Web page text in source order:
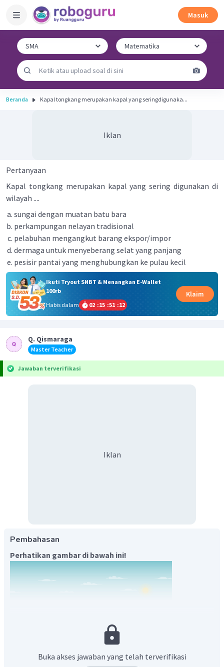
Masuk
Beranda Kapal tongkang merupakan kapal yang seringdigunaka...
Iklan
Pertanyaan
Kapal tongkang merupakan kapal yang sering digunakan di
wilayah ....
sungai dengan muatan batu bara
perkampungan nelayan tradisional
pelabuhan mengangkut barang ekspor/impor
dermaga untuk menyeberang selat yang panjang
pesisir pantai yang menghubungkan ke pulau kecil
Ikuti Tryout SNBT & Menangkan E-Wallet
100rb
Habis dalam
02 :15 :51 :12
Klaim
Q. Qismaraga
Master Teacher
Jawaban terverifikasi
Iklan
Pembahasan
Perhatikan gambar di bawah ini!
Kapal tongkang adalah kapal yang dibangun untuk
Buka akses jawaban yang telah terverifikasi